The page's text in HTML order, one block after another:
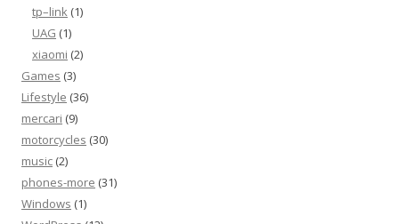
tp–link (1)
UAG (1)
xiaomi (2)
Games (3)
Lifestyle (36)
mercari (9)
motorcycles (30)
music (2)
phones-more (31)
Windows (1)